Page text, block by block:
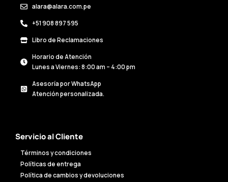
alara@alara.com.pe
+51 908 897 595
Libro de Reclamaciones
Horario de Atención
Lunes a Viernes: 8:00 am – 4:00 pm
Asesoría por WhatsApp
Atención personalizada.
Servicio al Cliente
Términos y condiciones
Políticas de entrega
Política de cambios y devoluciones